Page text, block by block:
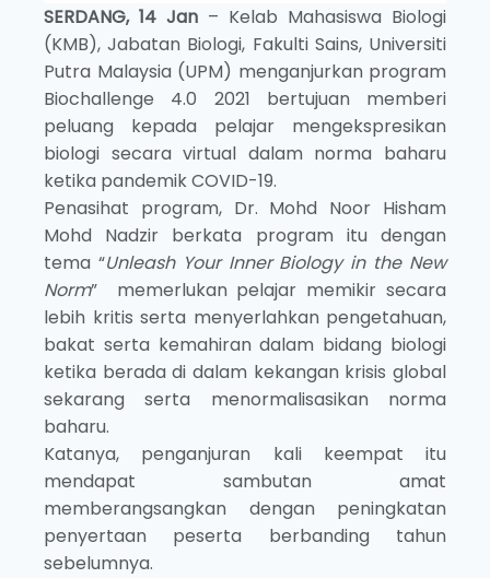
SERDANG, 14 Jan – Kelab Mahasiswa Biologi
(KMB), Jabatan Biologi, Fakulti Sains, Universiti
Putra Malaysia (UPM) menganjurkan program
Biochallenge 4.0 2021 bertujuan memberi
peluang kepada pelajar mengekspresikan
biologi secara virtual dalam norma baharu
ketika pandemik COVID-19.
Penasihat program, Dr. Mohd Noor Hisham
Mohd Nadzir berkata program itu dengan
tema “Unleash Your Inner Biology in the New
Norm” memerlukan pelajar memikir secara
lebih kritis serta menyerlahkan pengetahuan,
bakat serta kemahiran dalam bidang biologi
ketika berada di dalam kekangan krisis global
sekarang serta menormalisasikan norma
baharu.
Katanya, penganjuran kali keempat itu
mendapat sambutan amat
memberangsangkan dengan peningkatan
penyertaan peserta berbanding tahun
sebelumnya.